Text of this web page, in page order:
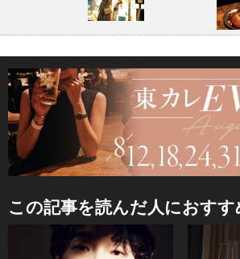
この記事を読んだ人におすす